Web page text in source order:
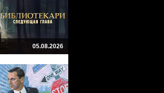
05.08.2026